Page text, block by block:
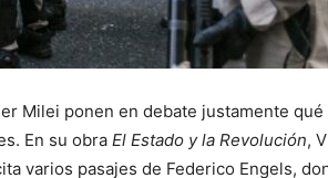
Milei ponen en debate justamente qué
En su obra El Estado y la Revolución,
varios pasajes de Federico Engels,